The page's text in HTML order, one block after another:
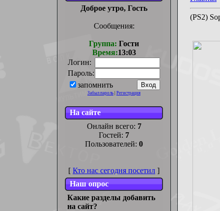
Доброе утро, Гость
Сообщения:
Группа: Гости
Время:13:03
Логин:
Пароль:
запомнить
Забыл пароль Регистрация
На сайте
Онлайн всего: 7
Гостей: 7
Пользователей: 0
[ Кто нас сегодня посетил ]
Наш опрос
Какие разделы добавить
на сайт?
(PS2)